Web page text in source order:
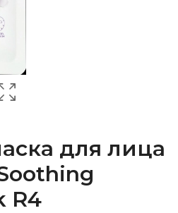
для лица
R4